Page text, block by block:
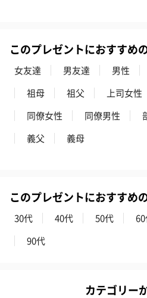
おつまみ・その他
お酒にぴったりのおつまみ・サプリ
いぶりがっことチーズ
このプレゼントにおすすめ
女友達 男友達 男性
祖母
祖父 上司女性
同僚女性
同僚男性
義父
義母
このプレゼントにおすすめ
30代 40代 50代
90代
カテゴリー